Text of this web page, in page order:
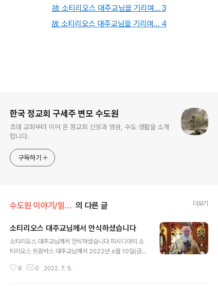
故 소티리오스 대주교님을 기리며... 3
故 소티리오스 대주교님을 기리며... 4
한국 정교회 구세주 변모 수도원
초대 교회부터 이어 온 정교회 신앙과 영성, 수도 생활을 소개
합니다.
구독하기
수도원 이야기/일상 * 화보 의 다른 글 더보기
소티리오스 대주교님께서 안식하셨습니다
소티리오스 대주교님께서 안식하셨습니다 피시디아의 소
티리오스 트람바스 대주교님께서 2022년 6월 10일(금)
세계 총대주교청의 이 지혜 많은 대주교께서는 참된 교회
8 0 2022. 7. 5.